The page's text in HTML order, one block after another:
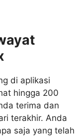
di aplikasi
hingga 200
terima dan
terakhir. Anda
saja yang telah